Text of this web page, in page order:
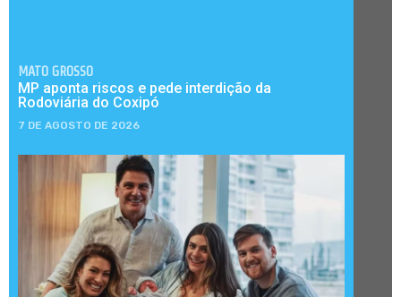
MATO GROSSO
MP aponta riscos e pede interdição da
Rodoviária do Coxipó
7 DE AGOSTO DE 2026